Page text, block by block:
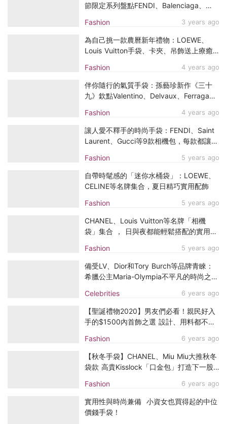
Fashion 3 years ago
節限定系列盤點FENDI、Balenciaga、
Fashion 4 years ago
為自己挑一款農曆新年禮物：LOEWE、
Louis Vuitton手袋、卡夾、吊飾送上療癒
Fashion 4 years ago
伴你隨行的氣質手袋：孫藝珍新作《三十
九》欽點Valentino、Delvaux、Ferragamo
Fashion 5 years ago
讓人愛不釋手的時尚手袋：FENDI、Saint
Laurent、Gucci等9款相機包，每款都讓人
Fashion 5 years ago
自帶時髦感的「迷你水桶袋」：LOEWE、
CELINE等名牌集合，夏日精巧實用配飾
Fashion 5 years ago
CHANEL、Louis Vuitton等名牌「相機
袋」集合 ， 日與夜都能輕鬆搭配的實用款
Celebrities 6 years ago
備受LV、Dior和Tory Burch等品牌青睞：
希臘公主Maria-Olympia不平凡的時尚之
Fashion 6 years ago
【聖誕禮物2020】男友們必看！親民好入
手的$1500內首飾之選 設計、用料都不輸
Fashion 6 years ago
【秋冬手袋】CHANEL、Miu Miu大推秋冬
袋款 高貴Kisslock「口金包」打造下一股
實用性與時尚兼備 小資女也買得起的中位
價錢手袋！